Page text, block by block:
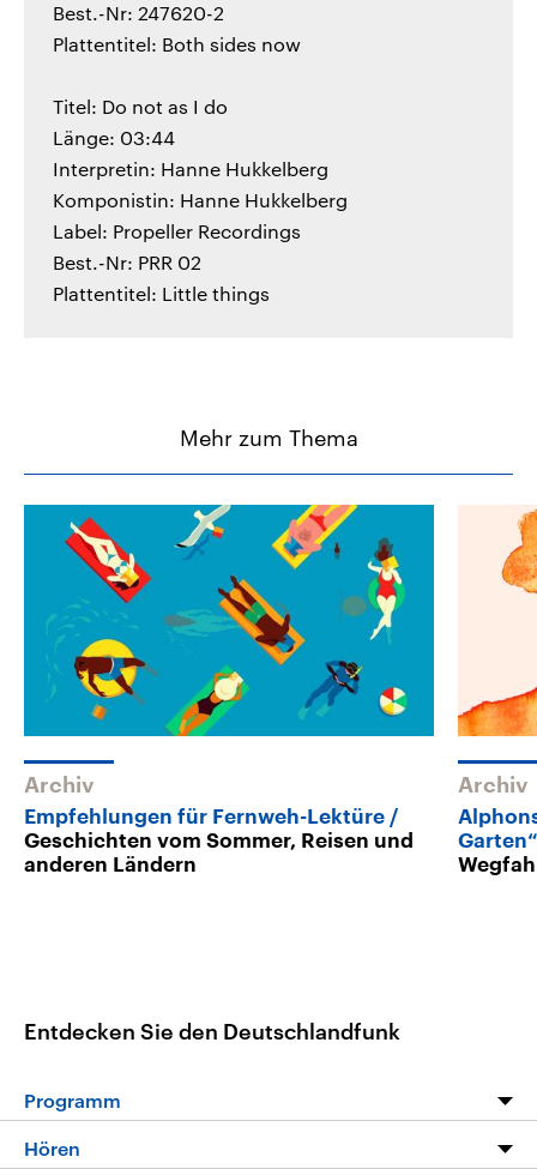
Best.-Nr: 247620-2
Plattentitel: Both sides now
Titel: Do not as I do
Länge: 03:44
Interpretin: Hanne Hukkelberg
Komponistin: Hanne Hukkelberg
Label: Propeller Recordings
Best.-Nr: PRR 02
Plattentitel: Little things
Mehr zum Thema
Archiv
Empfehlungen für Fernweh-Lektüre
Geschichten vom Sommer, Reisen und
anderen Ländern
Archiv
Entdecken Sie den Deutschlandfunk
Programm
Programm
Hören